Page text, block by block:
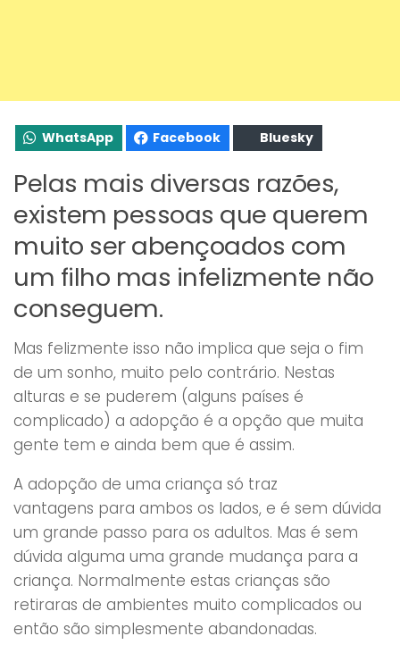
WhatsApp Facebook Bluesky
Pelas mais diversas razões,
existem pessoas que querem
muito ser abençoados com
um filho mas infelizmente não
conseguem.
Mas felizmente isso não implica que seja o fim
de um sonho, muito pelo contrário. Nestas
alturas e se puderem (alguns países é
complicado) a adopção é a opção que muita
gente tem e ainda bem que é assim.
A adopção de uma criança só traz
vantagens para ambos os lados, e é sem dúvida
um grande passo para os adultos. Mas é sem
dúvida alguma uma grande mudança para a
criança. Normalmente estas crianças são
retiraras de ambientes muito complicados ou
então são simplesmente abandonadas.